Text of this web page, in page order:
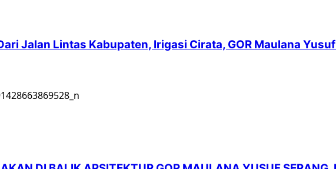
Jalan Lintas Kabupaten, Irigasi Cirata, GOR Maulana